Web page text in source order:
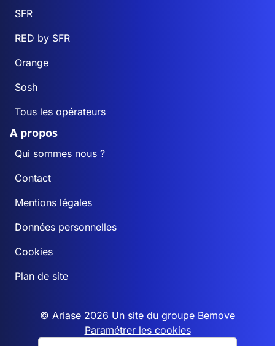
SFR
RED by SFR
Orange
Sosh
Tous les opérateurs
A propos
Qui sommes nous ?
Contact
Mentions légales
Données personnelles
Cookies
Plan de site
© Ariase 2026 Un site du groupe Bemove
Paramétrer les cookies